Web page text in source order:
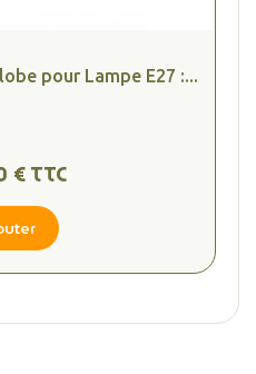
pour Lampe E27 :...
€ TTC